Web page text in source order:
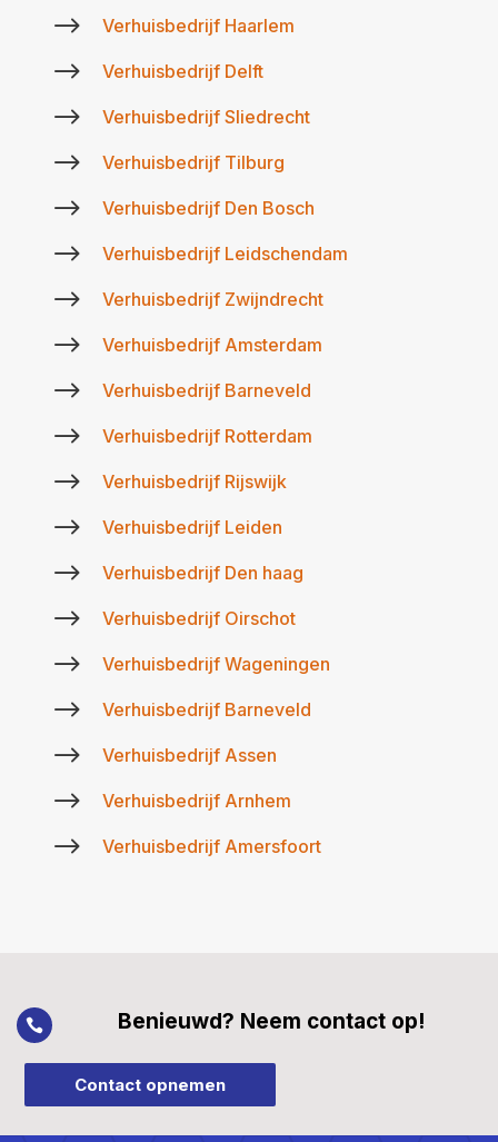
$ Verhuisbedrijf Haarlem
$ Verhuisbedrijf Delft
$ Verhuisbedrijf Sliedrecht
$ Verhuisbedrijf Tilburg
$ Verhuisbedrijf Den Bosch
$ Verhuisbedrijf Leidschendam
$ Verhuisbedrijf Zwijndrecht
$ Verhuisbedrijf Amsterdam
$ Verhuisbedrijf Barneveld
$ Verhuisbedrijf Rotterdam
$ Verhuisbedrijf Rijswijk
$ Verhuisbedrijf Leiden
$ Verhuisbedrijf Den haag
$ Verhuisbedrijf Oirschot
$ Verhuisbedrijf Wageningen
$ Verhuisbedrijf Barneveld
$ Verhuisbedrijf Assen
$ Verhuisbedrijf Arnhem
$ Verhuisbedrijf Amersfoort
 Benieuwd? Neem contact op!
Contact opnemen